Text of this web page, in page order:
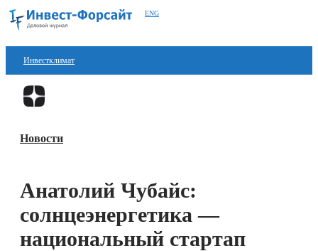
ENG
Инвестклимат
Финансы
Блокчейн
Новости
Анатолий Чубайс:
солнцеэнергетика —
национальный стартап